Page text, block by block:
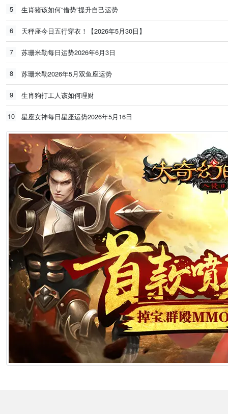
5 生肖猪该如何“借势”提升自己运势
6 天秤座今日五行穿衣！【2026年5月30日】
7 苏珊米勒每日运势2026年6月3日
8 苏珊米勒2026年5月双鱼座运势
9 生肖狗打工人该如何理财
10 星座女神每日星座运势2026年5月16日